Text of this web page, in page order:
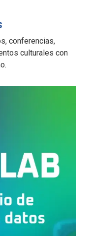
conferencias,
culturales con